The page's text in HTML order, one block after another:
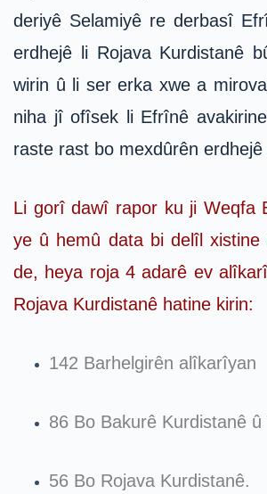
deriyê Selamiyê re derbasî
erdhejê li Rojava Kurdistanê
wirin û li ser erka xwe a
niha jî ofîsek li Efrînê
raste rast bo mexdûrên erdhejê
Li gorî dawî rapor ku ji Weqfa
ye û hemû data bi delîl xistine
de, heya roja 4 adarê ev
Rojava Kurdistanê hatine kirin:
142 Barhelgirên alîkarîyan
86 Bo Bakurê Kurdistanê û
56 Bo Rojava Kurdistanê.